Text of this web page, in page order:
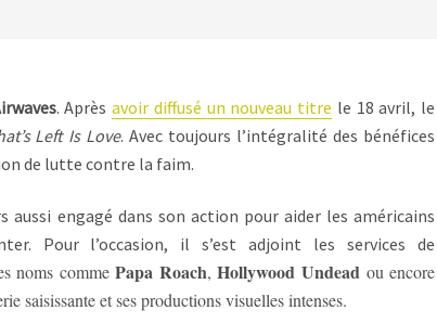
. Après avoir diffusé un nouveau titre le 18 avril, le
Left Is Love. Avec toujours l’intégralité des bénéfices
de lutte contre la faim.
aussi engagé dans son action pour aider les américains
Pour l’occasion, il s’est adjoint les services de
noms commePapa Roach,Hollywood Undead ou encore
saisissante et ses productions visuelles intenses.